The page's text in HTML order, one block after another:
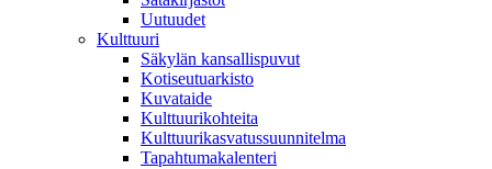
Uutuudet
Kulttuuri
Säkylän kansallispuvut
Kotiseutuarkisto
Kuvataide
Kulttuurikohteita
Kulttuurikasvatussuunnitelma
Tapahtumakalenteri